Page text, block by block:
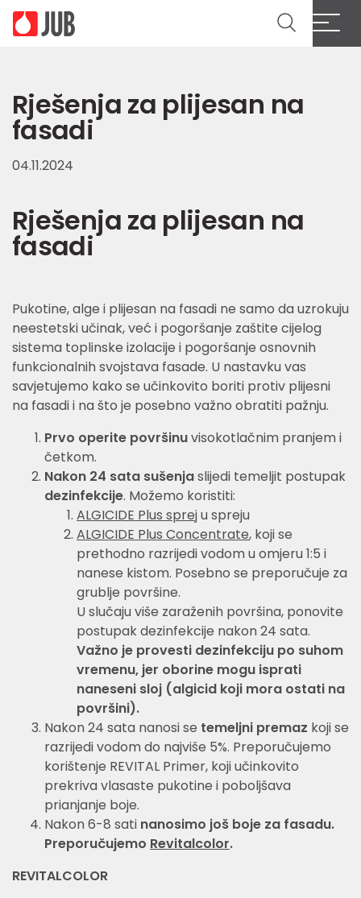
Rješenja za plijesan na
fasadi
04.11.2024
Rješenja za plijesan na
fasadi
Pukotine, alge i plijesan na fasadi ne samo da uzrokuju
neestetski učinak, već i pogoršanje zaštite cijelog
sistema toplinske izolacije i pogoršanje osnovnih
funkcionalnih svojstava fasade. U nastavku vas
savjetujemo kako se učinkovito boriti protiv plijesni
na fasadi i na što je posebno važno obratiti pažnju.
Prvo operite površinuvisokotlačnim pranjem i
četkom.
Nakon 24 sata sušenjaslijedi temeljit postupak
dezinfekcije. Možemo koristiti:
ALGICIDE Plus spreju spreju
ALGICIDE Plus Concentrate, koji se
prethodno razrijedi vodom u omjeru 1:5 i
nanese kistom. Posebno se preporučuje za
grublje površine.
U slučaju više zaraženih površina, ponovite
postupak dezinfekcije nakon 24 sata.
Važno je provesti dezinfekciju po suhom
vremenu, jer oborine mogu isprati
naneseni sloj (algicid koji mora ostati na
površini).
Nakon 24 sata nanosi se temeljni premaz koji se
razrijedi vodom do najviše 5%. Preporučujemo
korištenje REVITAL Primer, koji učinkovito
prekriva vlasaste pukotine i poboljšava
prianjanje boje.
Nakon 6-8 sati nanosimo još boje za fasadu.
Preporučujemo Revitalcolor.
REVITALCOLOR